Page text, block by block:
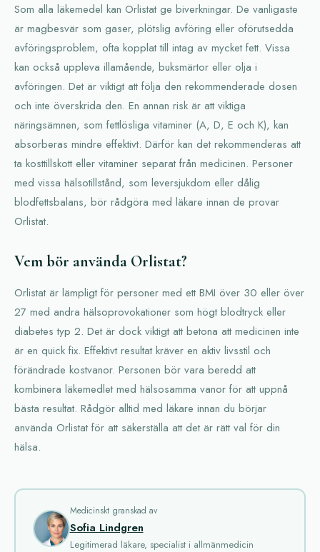
Som alla läkemedel kan Orlistat ge biverkningar. De vanligaste
är magbesvär som gaser, plötslig avföring eller oförutsedda
avföringsproblem, ofta kopplat till intag av mycket fett. Vissa
kan också uppleva illamående, buksmärtor eller olja i
avföringen. Det är viktigt att följa den rekommenderade dosen
och inte överskrida den. En annan risk är att viktiga
näringsämnen, som fettlösliga vitaminer (A, D, E och K), kan
absorberas mindre effektivt. Därför kan det rekommenderas att
ta kosttillskott eller vitaminer separat från medicinen. Personer
med vissa hälsotillstånd, som leversjukdom eller dålig
blodfettsbalans, bör rådgöra med läkare innan de provar
Orlistat.
Vem bör använda Orlistat?
Orlistat är lämpligt för personer med ett BMI över 30 eller över
27 med andra hälsoprovokationer som högt blodtryck eller
diabetes typ 2. Det är dock viktigt att betona att medicinen inte
är en quick fix. Effektivt resultat kräver en aktiv livsstil och
förändrade kostvanor. Personen bör vara beredd att
kombinera läkemedlet med hälsosamma vanor för att uppnå
bästa resultat. Rådgör alltid med läkare innan du börjar
använda Orlistat för att säkerställa att det är rätt val för din
hälsa.
Medicinskt granskad av
Sofia Lindgren
Legitimerad läkare, specialist i allmänmedicin